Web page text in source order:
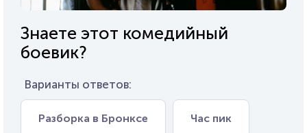
Знаете этот комедийный
боевик?
Варианты ответов:
Разборка в Бронксе Час пик